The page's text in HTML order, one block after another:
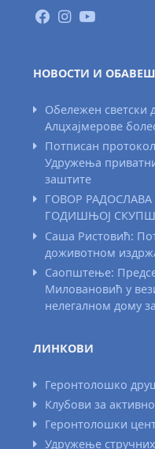
НОВОСТИ И
Обележен светски
Алцхајмерове
Потписан
Удружења
заштите
ГОВОР
ГОДИШЊОЈ
Саша Ристовић:
доживотном
Саопштење:
Миловановић у
нелегалном дому
ЛИНКОВИ
Геронтолошко
Клубови за
Геронтолошки
Удружење